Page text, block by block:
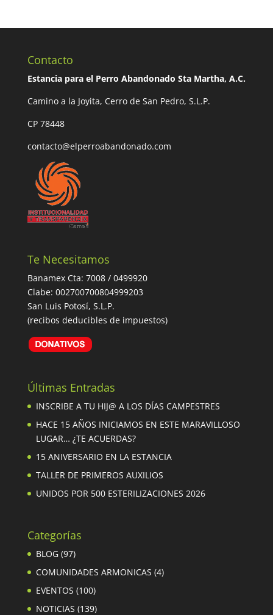
Contacto
Estancia para el Perro Abandonado Sta Martha, A.C.
Camino a la Joyita, Cerro de San Pedro, S.L.P.
CP 78448
contacto@elperroabandonado.com
Te Necesitamos
Banamex Cta: 7008 / 0499920
Clabe: 002700700804999203
San Luis Potosí, S.L.P.
(recibos deducibles de impuestos)
Últimas Entradas
INSCRIBE A TU HIJ@ A LOS DÍAS CAMPESTRES
HACE 15 AÑOS INICIAMOS EN ESTE MARAVILLOSO
LUGAR… ¿TE ACUERDAS?
15 ANIVERSARIO EN LA ESTANCIA
TALLER DE PRIMEROS AUXILIOS
UNIDOS POR 500 ESTERILIZACIONES 2026
Categorías
BLOG(97)
COMUNIDADES ARMONICAS (4)
EVENTOS (100)
NOTICIAS (139)